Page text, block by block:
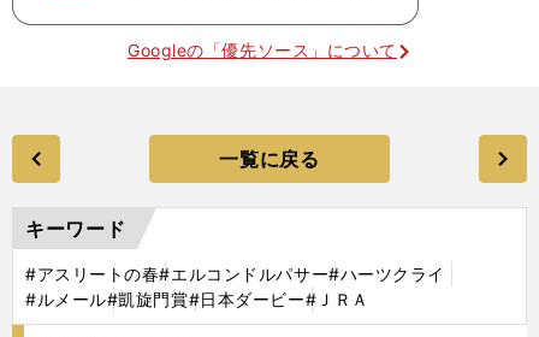
Googleの「優先ソース」について
一覧に戻る
キーワード
#アスリートの春#エルコンドルパサー#ハーツクライ
#ルメール#凱旋門賞#日本ダービー#ＪＲＡ